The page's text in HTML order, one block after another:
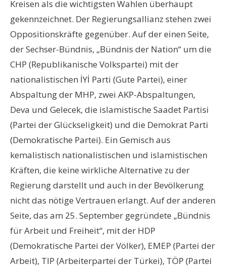
Kreisen als die wichtigsten Wahlen überhaupt
gekennzeichnet. Der Regierungsallianz stehen zwei
Oppositionskräfte gegenüber. Auf der einen Seite,
der Sechser-Bündnis, „Bündnis der Nation“ um die
CHP (Republikanische Volkspartei) mit der
nationalistischen İYİ Parti (Gute Partei), einer
Abspaltung der MHP, zwei AKP-Abspaltungen,
Deva und Gelecek, die islamistische Saadet Partisi
(Partei der Glückseligkeit) und die Demokrat Parti
(Demokratische Partei). Ein Gemisch aus
kemalistisch nationalistischen und islamistischen
Kräften, die keine wirkliche Alternative zu der
Regierung darstellt und auch in der Bevölkerung
nicht das nötige Vertrauen erlangt. Auf der anderen
Seite, das am 25. September gegründete „Bündnis
für Arbeit und Freiheit“, mit der HDP
(Demokratische Partei der Völker), EMEP (Partei der
Arbeit), TIP (Arbeiterpartei der Türkei), TÖP (Partei